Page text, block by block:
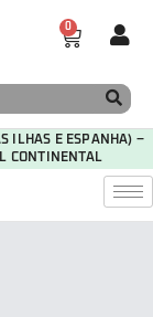
0
ILHAS E ESPANHA) –
CONTINENTAL